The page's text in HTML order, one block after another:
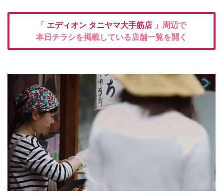
「 エディオン タニヤマ大手筋店 」周辺で
本日チラシを掲載している店舗一覧を開く